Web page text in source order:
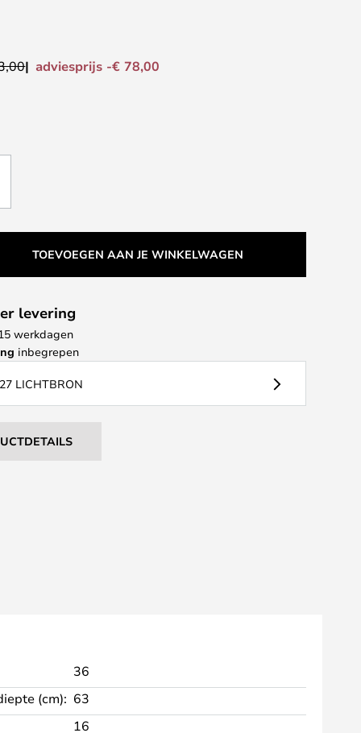
adviesprijs -€ 78,00
TOEVOEGEN AAN JE WINKELWAGEN
levering
werkdagen
inbegrepen
LICHTBRON
36
(cm): 63
16